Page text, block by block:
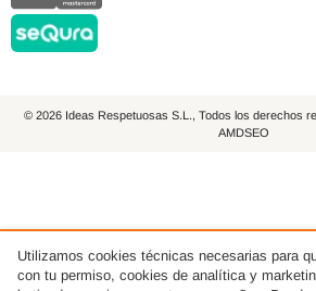
© 2026 Ideas Respetuosas S.L., Todos los derechos
AMDSEO
Utilizamos cookies técnicas necesarias para
con tu permiso, cookies de analítica y